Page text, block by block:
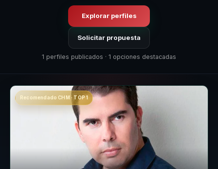
Explorar perfiles
Solicitar propuesta
1 perfiles publicados · 1 opciones destacadas
Recomendado CHM · TOP 1